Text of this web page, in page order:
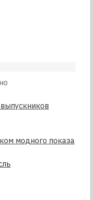
модного показа